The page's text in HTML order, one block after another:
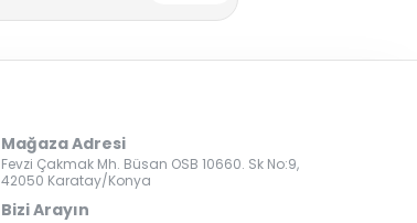
Mağaza Adresi
Fevzi Çakmak Mh. Büsan OSB 10660. Sk No:9,
42050 Karatay/Konya
Bizi Arayın